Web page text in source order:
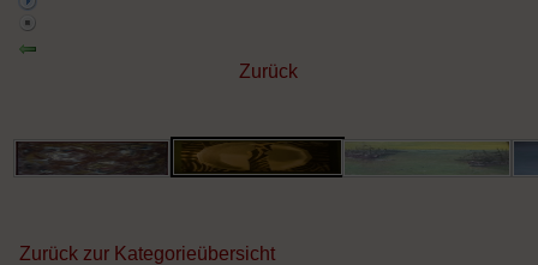
Zurück
Zurück zur Kategorieübersicht